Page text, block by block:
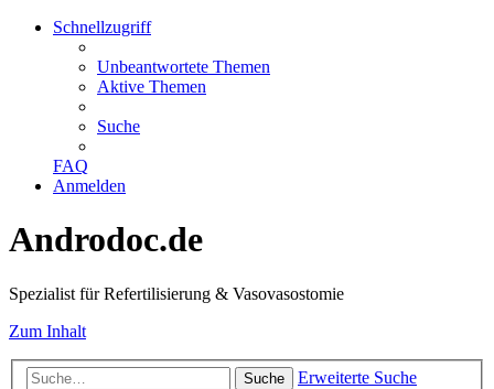
Schnellzugriff
Unbeantwortete Themen
Aktive Themen
Suche
FAQ
Anmelden
Androdoc.de
Spezialist für Refertilisierung & Vasovasostomie
Zum Inhalt
Suche Erweiterte Suche